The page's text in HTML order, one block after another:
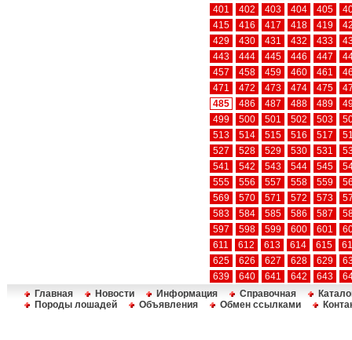
401
402 403 404 405
415
416 417 418 419
429
430 431 432 433
443
444 445 446 447
457
458 459 460 461
471
472 473 474 475
485
486 487 488 489
499
500 501 502 503
513
514 515 516 517
527
528 529 530 531
541
542 543 544 545
555
556 557 558 559
569
570 571 572 573
583
584 585 586 587
597
598 599 600 601
611
612 613 614 615
625
626 627 628 629
639
640 641 642 643
Главная
Новости Информация Справочная
Породы лошадей
Объявления Обмен ссылками